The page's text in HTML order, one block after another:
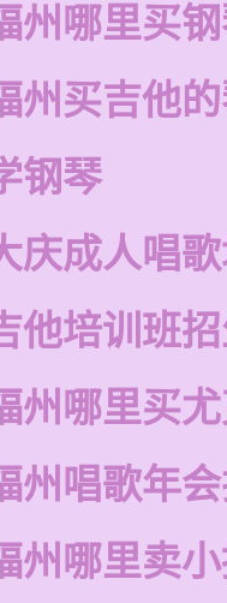
州哪里买
州买吉他
钢琴
庆成人唱
他培训班
州哪里买
州唱歌年
州哪里卖